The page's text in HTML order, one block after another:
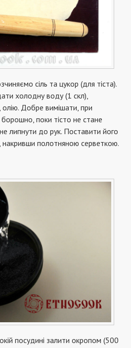
сіль та цукор (для тіста).
холодну воду (1 скл),
олію. Добре вимішати, при
поки тісто не стане
липнути до рук. Поставити його
накривши полотняною серветкою.
посудині залити окропом (500